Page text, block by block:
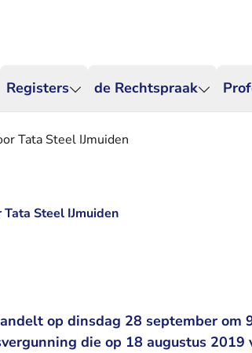
Registers de Rechtspraak
Tata Steel IJmuiden
Steel IJmuiden
op dinsdag 28 september om
die op 18 augustus 2019